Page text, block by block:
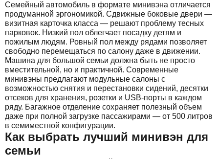
Семейный автомобиль в формате минивэна отличается
продуманной эргономикой. Сдвижные боковые двери —
визитная карточка класса — решают проблему тесных
парковок. Низкий пол облегчает посадку детям и
пожилым людям. Ровный пол между рядами позволяет
свободно перемещаться по салону даже в движении.
Машина для большой семьи должна быть не просто
вместительной, но и практичной. Современные
минивэны предлагают модульные салоны с
возможностью снятия и перестановки сидений, десятки
отсеков для хранения, розетки и USB-порты в каждом
ряду. Багажное отделение сохраняет полезный объем
даже при полной загрузке пассажирами — от 500 литров
в семиместной конфигурации.
Как выбрать лучший минивэн для
семьи